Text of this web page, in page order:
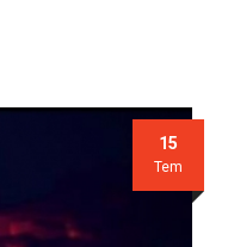
15
Tem